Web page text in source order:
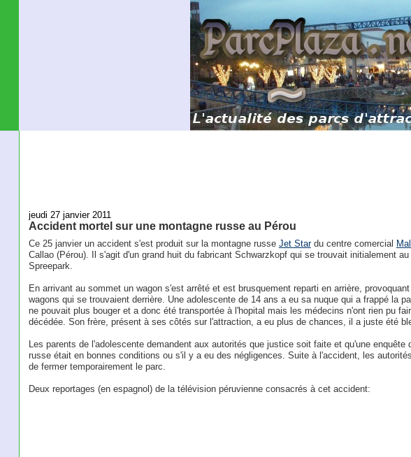
jeudi 27 janvier 2011
Accident mortel sur une montagne russe au Pérou
Ce 25 janvier un accident s'est produit sur la montagne russe Jet Stardu centre comercial
Callao (Pérou). Il s'agit d'un grand huit du fabricant Schwarzkopf qui se trouvait initialement au
Spreepark.
En arrivant au sommet un wagon s'est arrêté et est brusquement reparti en arrière,
wagons qui se trouvaient derrière. Une adolescente de 14 ans a eu sa nuque qui a frappé la
ne pouvait plus bouger et a donc été transportée à l'hopital mais les médecins n'ont rien pu
décédée. Son frère, présent à ses côtés sur l'attraction, a eu plus de chances, il a juste été
Les parents de l'adolescente demandent aux autorités que justice soit faite et qu'une enquête
russe était en bonnes conditions ou s'il y a eu des négligences. Suite à l'accident, les
de fermer temporairement le parc.
Deux reportages (en espagnol) de la télévision péruvienne consacrés à cet accident: